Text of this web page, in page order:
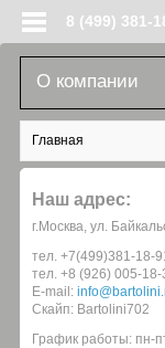
8 (499) 381-
О компании
Вы здесь
Главная
Наш адрес:
г.Москва, ул.
тел. +7(499)381-18-
тел. +8 (926) 005-18-
E-mail:
Скайп: Bartolini702
График работы: пн-